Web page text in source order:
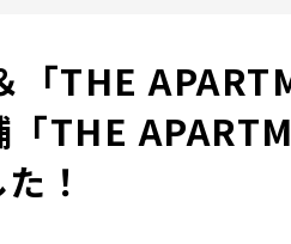
「THE
THE
！